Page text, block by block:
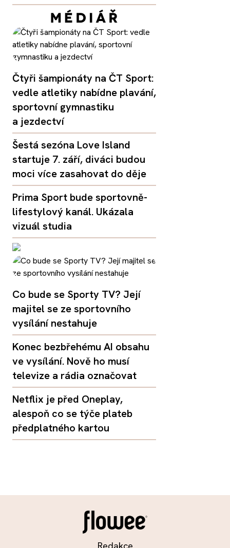
Čtyři šampionáty na ČT Sport:
vedle atletiky nabídne plavání,
sportovní gymnastiku
a jezdectví
Šestá sezóna Love Island
startuje 7. září, diváci budou
moci více zasahovat do děje
Prima Sport bude sportovně-
lifestylový kanál. Ukázala
vizuál studia
Co bude se Sporty TV? Její
majitel se ze sportovního
vysílání nestahuje
Konec bezbřehému AI obsahu
ve vysílání. Nově ho musí
televize a rádia označovat
Netflix je před Oneplay,
alespoň co se týče plateb
předplatného kartou
Redakce